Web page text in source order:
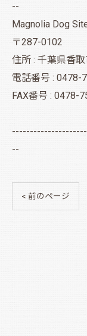
--
Magnolia Dog
〒287-0102
住所 : 千葉県香
電話番号 : 0478-
FAX番号 : 0478-
--
< 前のページ